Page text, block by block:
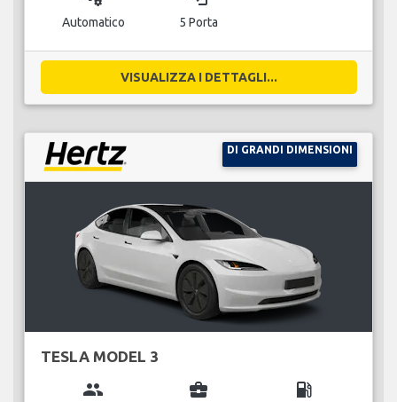
Automatico 5 Porta
VISUALIZZA I DETTAGLI...
DI GRANDI DIMENSIONI
TESLA MODEL 3
group business_center local_gas_station